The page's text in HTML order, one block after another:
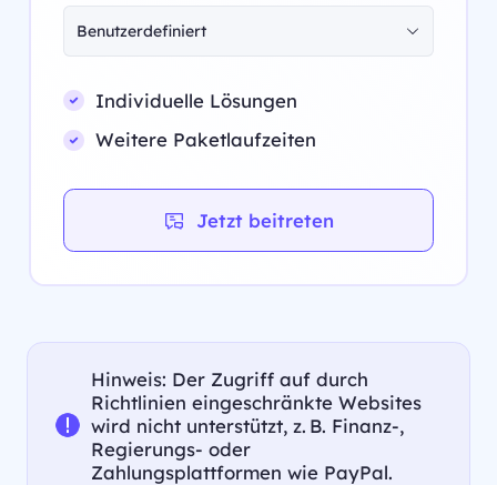
Benutzerdefiniert
Individuelle Lösungen
Weitere Paketlaufzeiten
Jetzt beitreten
Hinweis: Der Zugriff auf durch
Richtlinien eingeschränkte Websites
wird nicht unterstützt, z. B. Finanz-,
Regierungs- oder
Zahlungsplattformen wie PayPal.